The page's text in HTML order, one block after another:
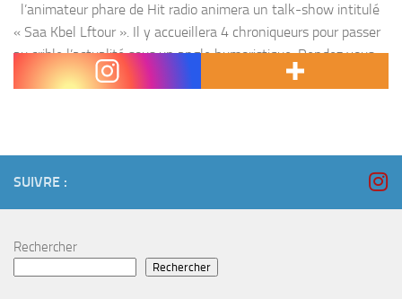
l’animateur phare de Hit radio animera un talk-show intitulé
« Saa Kbel Lftour ». Il y accueillera 4 chroniqueurs pour passer
au crible l’actualité sous un angle humoristique. Rendez vous
sur Medi1 tv le...
SUIVRE :
Rechercher
Rechercher